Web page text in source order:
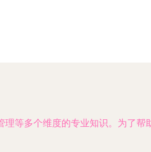
等多个维度的专业知识。为了帮